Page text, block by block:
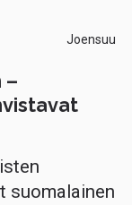
Joensuu
–
suomalainen